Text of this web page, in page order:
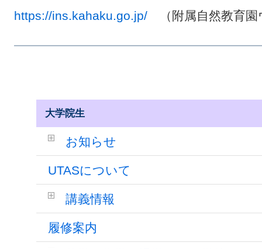
https://ins.kahaku.go.jp/ （附属自然教育園
大学院生
お知らせ
UTASについて
講義情報
履修案内